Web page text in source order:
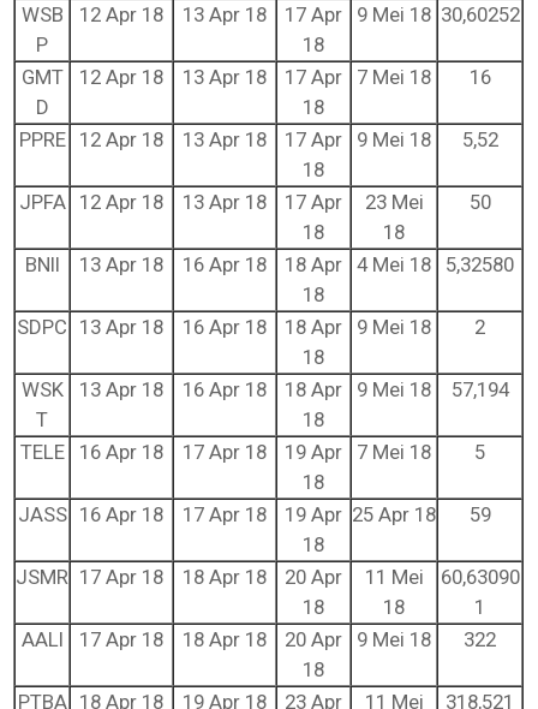
WSB
P
12 Apr 18 13 Apr 18
17 Apr
18
9 Mei 18 30,60252
GMT
D
12 Apr 18 13 Apr 18
17 Apr
18
7 Mei 18 16
PPRE 12 Apr 18 13 Apr 18
17 Apr
18
9 Mei 18 5,52
JPFA 12 Apr 18 13 Apr 18
17 Apr
18
23 Mei
18
50
BNII 13 Apr 18 16 Apr 18
18 Apr
18
4 Mei 18 5,32580
SDPC 13 Apr 18 16 Apr 18
18 Apr
18
9 Mei 18 2
WSK
T
13 Apr 18 16 Apr 18
18 Apr
18
9 Mei 18 57,194
TELE 16 Apr 18 17 Apr 18
19 Apr
18
7 Mei 18 5
JASS 16 Apr 18 17 Apr 18
19 Apr
18
25 Apr 18 59
JSMR 17 Apr 18 18 Apr 18
20 Apr
18
11 Mei
18
60,63090
1
AALI
17 Apr 18 18 Apr 18
20 Apr
18
9 Mei 18 322
PTBA 18 Apr 18 19 Apr 18 23 Apr 11 Mei 318,521